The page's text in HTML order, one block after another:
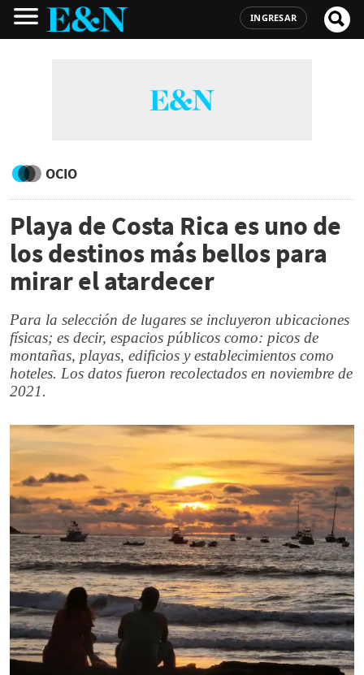
INGRESAR
OCIO
Playa de Costa Rica es uno de
los destinos más bellos para
mirar el atardecer
Para la selección de lugares se incluyeron ubicaciones
físicas; es decir, espacios públicos como: picos de
montañas, playas, edificios y establecimientos como
hoteles. Los datos fueron recolectados en noviembre de
2021.